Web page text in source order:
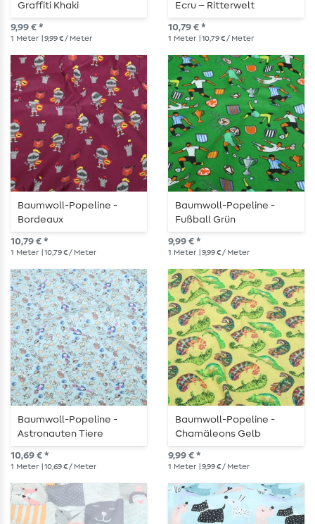
Graffiti Khaki
9,99 € *
1 Meter | 9,99 € / Meter
Ecru – Ritterwelt
10,79 € *
1 Meter | 10,79 € / Meter
Baumwoll-Popeline -
Bordeaux
10,79 € *
1 Meter | 10,79 € / Meter
Baumwoll-Popeline -
Fußball Grün
9,99 € *
1 Meter | 9,99 € / Meter
Baumwoll-Popeline -
Astronauten Tiere
Hellblau
10,69 € *
1 Meter | 10,69 € / Meter
Baumwoll-Popeline -
Chamäleons Gelb
9,99 € *
1 Meter | 9,99 € / Meter